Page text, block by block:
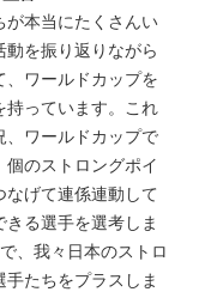
本当にたくさんい
を振り返りながら
ワールドカップを
っています。これ
、ワールドカップで
のストロングポイ
げて連係連動して
る選手を選考しま
、我々日本のストロ
たちをプラスしま